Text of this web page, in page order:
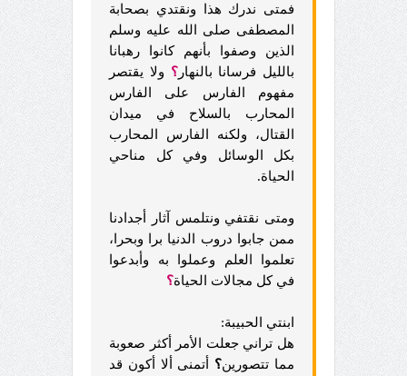
فمتى ندرك هذا ونقتدي بصحابة
المصطفى صلى الله عليه وسلم
الذين وصفوا بأنهم كانوا رهبانا
بالليل فرسانا بالنهار؟ ولا يقتصر
مفهوم الفارس على الفارس
المحارب بالسلاح في ميدان
القتال، ولكنه الفارس المحارب
بكل الوسائل وفي كل مناحي
الحياة.
ومتى نقتفي ونتلمس آثار أجدادنا
ممن جابوا دروب الدنيا برا وبحرا،
تعلموا العلم وعملوا به وأبدعوا
في كل مجالات الحياة؟
ابنتي الحبيبة:
هل تراني جعلت الأمر أكثر صعوبة
مما تتصورين؟ أتمنى ألا أكون قد